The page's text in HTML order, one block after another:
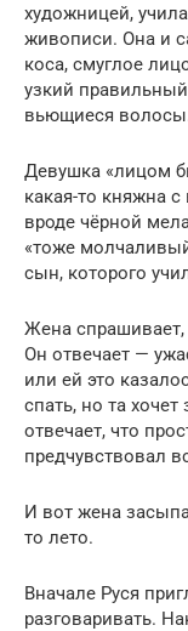
художницей,
живописи. Она и
коса, смуглое
узкий
вьющиеся
Девушка «лицом
какая-то княжна
вроде чёрной
«тоже
сын, которого
Жена
Он отвечает —
или ей это
спать, но та
отвечает, что
предчувствовал
И вот жена
то лето.
Вначале Руся
разговаривать.